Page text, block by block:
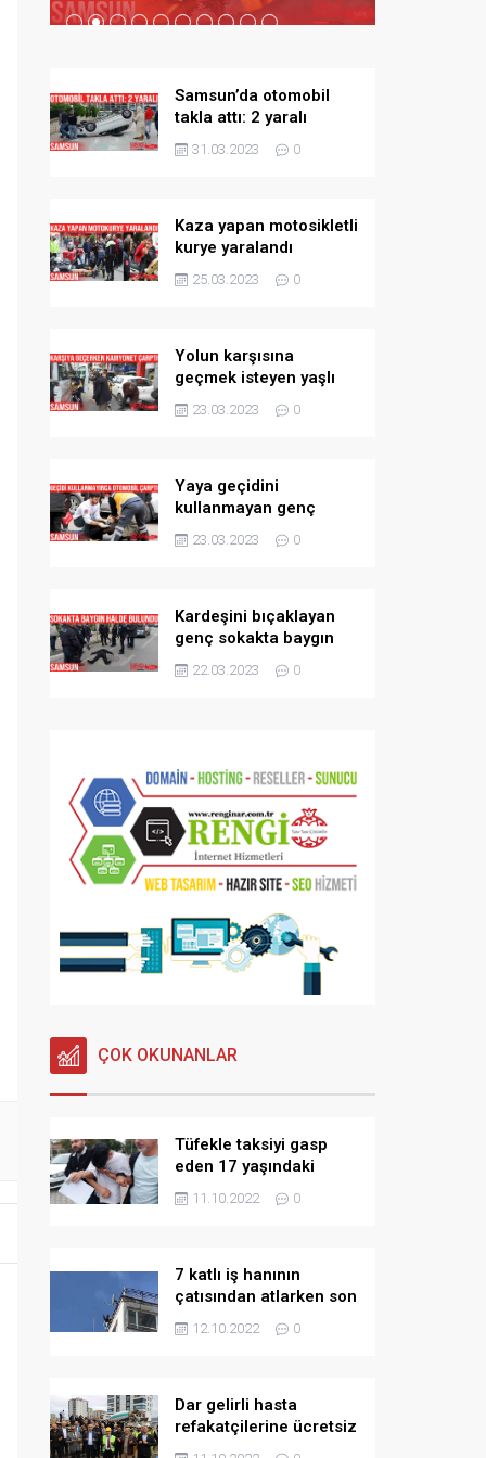
Samsun’da otomobil
takla attı: 2 yaralı
31.03.2023 0
Kaza yapan motosikletli
kurye yaralandı
25.03.2023 0
Yolun karşısına
geçmek isteyen yaşlı
adama kamyonet çarptı
23.03.2023 0
Yaya geçidini
kullanmayan genç
kızlara otomobil çarptı
23.03.2023 0
Kardeşini bıçaklayan
genç sokakta baygın
bulundu
22.03.2023 0
ÇOK OKUNANLAR
Tüfekle taksiyi gasp
eden 17 yaşındaki
çocuk tutuklandı
11.10.2022 0
7 katlı iş hanının
çatısından atlarken son
anda kurtarıldı
12.10.2022 0
Dar gelirli hasta
refakatçilerine ücretsiz
otel hizmeti